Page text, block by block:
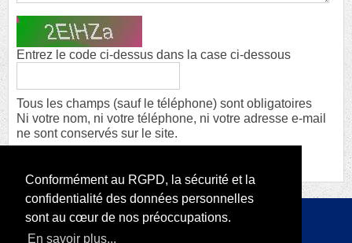
Conformément au RGPD, la sécurité et la
confidentialité des données personnelles
sont au cœur de nos préoccupations.
En savoir plus...
Entrez le code ci-dessus dans la case ci-dessous
Tous les champs (sauf le téléphone) sont obligatoires
Ni votre nom, ni votre téléphone, ni votre adresse e-mail
ne sont conservés sur le site.
Copyright 2026 par RODI Platform